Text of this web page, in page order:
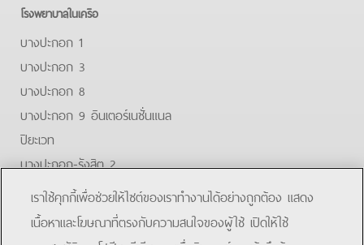
โรงพยาบาลในเครือ
บางปะกอก 1
บางปะกอก 3
บางปะกอก 8
บางปะกอก 9 อินเตอร์เนชั่นแนล
ปิยะเวท
บางปะกอก-รังสิต 2
บางปะกอกสมุทรปราการ
FacebookYoutubeLine
เราใช้คุกกี้เพื่อช่วยให้ไซต์ของเราทำงานได้อย่างถูกต้อง แสดง
เนื้อหาและโฆษณาที่ตรงกับความสนใจของผู้ใช้ เปิดให้ใช้